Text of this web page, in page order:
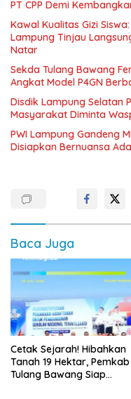
PT CPP Demi
Kawal Kualitas Gizi
Lampung Tinjau
Natar
Sekda Tulang Bawang
Angkat Model P4GN
Disdik Lampung Selatan
Masyarakat Diminta
PWI Lampung Gandeng
Disiapkan Bernuansa
Baca Juga
Cetak Sejarah! Hibahkan
Tanah 19 Hektar, Pemkab
Tulang Bawang Siap